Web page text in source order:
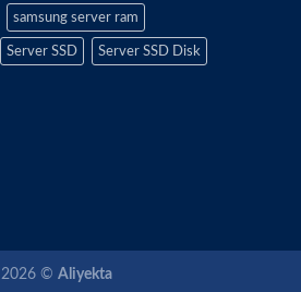
samsung server ram
Server SSD Server SSD Disk
2026 © Aliyekta